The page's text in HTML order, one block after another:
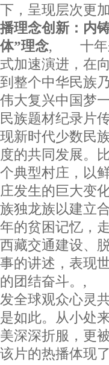
下，呈现层次
播理念创新：内
体”理念, 十年来
式加速演进，在
到整个中华民族
伟大复兴中国梦
民族题材纪录
现新时代少数民
度的共同发展。
个典型村庄，以
庄发生的巨大变
族独龙族以建立
年的贫困记忆，
西藏交通建设、
事的讲述，表现
的团结奋斗。,
发全球观众心灵
是如此。从小处
美深深折服，更
该片的热播体现